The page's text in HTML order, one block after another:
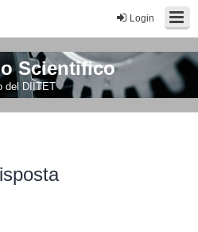
Login
Scientifico
del DIITET